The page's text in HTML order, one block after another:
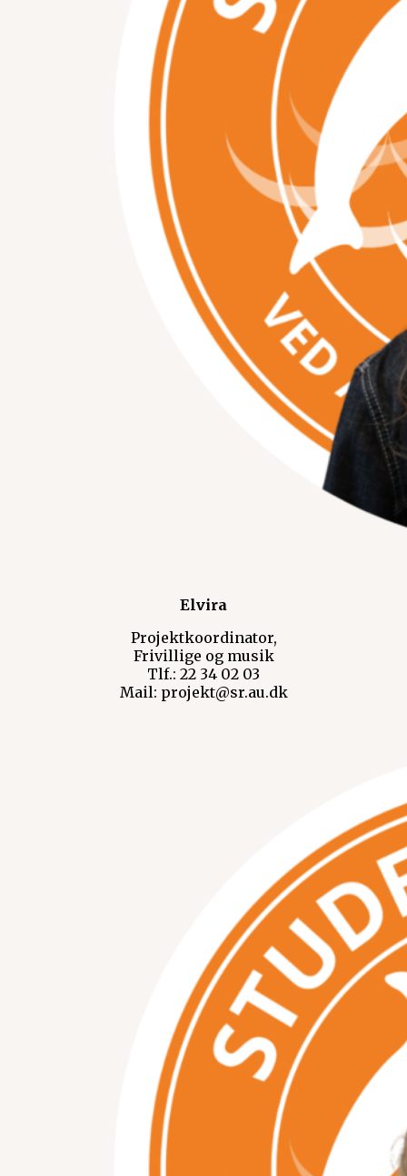
Elvira
Projektkoordinator,
Frivillige og musik
Tlf.: 22 34 02 03
Mail: projekt@sr.au.dk